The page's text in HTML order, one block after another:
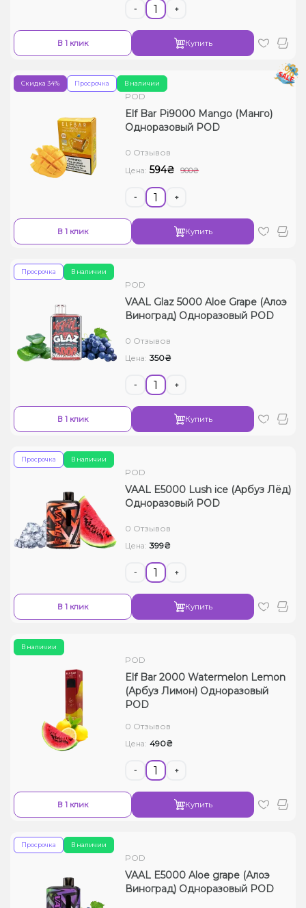
- +
В 1 клик Купить
В наличии
Скидка 34% Просрочка
POD
Elf Bar Pi9000 Mango (Манго)
Одноразовый POD
0 Отзывов
Цена: 594₴ 900₴
- +
В 1 клик Купить
В наличии
Просрочка
POD
VAAL Glaz 5000 Aloe Grape (Алоэ
Виноград) Одноразовый POD
0 Отзывов
Цена: 350₴
- +
В 1 клик Купить
В наличии
Просрочка
POD
VAAL E5000 Lush ice (Арбуз Лёд)
Одноразовый POD
0 Отзывов
Цена: 399₴
- +
В 1 клик Купить
В наличии
POD
Elf Bar 2000 Watermelon Lemon
(Арбуз Лимон) Одноразовый
POD
0 Отзывов
Цена: 490₴
- +
В 1 клик Купить
В наличии
Просрочка
POD
VAAL E5000 Aloe grape (Алоэ
Виноград) Одноразовый POD